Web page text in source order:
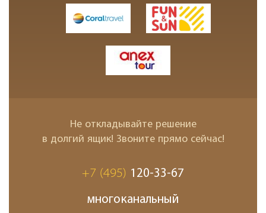
Не откладывайте решение
в долгий ящик! Звоните прямо сейчас!
+7 (495) 120-33-67
многоканальный